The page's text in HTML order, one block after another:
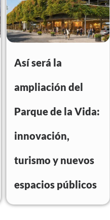
Así será la
ampliación del
Parque de la Vida:
innovación,
turismo y nuevos
espacios públicos